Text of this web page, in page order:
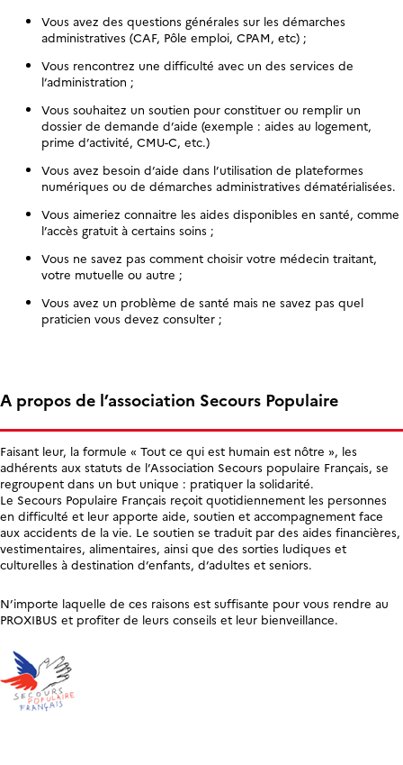
Vous avez des questions générales sur les démarches
administratives (CAF, Pôle emploi, CPAM, etc) ;
Vous rencontrez une difficulté avec un des services de
l’administration ;
Vous souhaitez un soutien pour constituer ou remplir un
dossier de demande d’aide (exemple : aides au logement,
prime d’activité, CMU-C, etc.)
Vous avez besoin d’aide dans l’utilisation de plateformes
numériques ou de démarches administratives dématérialisées.
Vous aimeriez connaitre les aides disponibles en santé, comme
l’accès gratuit à certains soins ;
Vous ne savez pas comment choisir votre médecin traitant,
votre mutuelle ou autre ;
Vous avez un problème de santé mais ne savez pas quel
praticien vous devez consulter ;
A propos de l’association Secours Populaire
Faisant leur, la formule « Tout ce qui est humain est nôtre », les
adhérents aux statuts de l’Association Secours populaire Français, se
regroupent dans un but unique : pratiquer la solidarité.
Le Secours Populaire Français reçoit quotidiennement les personnes
en difficulté et leur apporte aide, soutien et accompagnement face
aux accidents de la vie. Le soutien se traduit par des aides financières,
vestimentaires, alimentaires, ainsi que des sorties ludiques et
culturelles à destination d’enfants, d’adultes et seniors.
N’importe laquelle de ces raisons est suffisante pour vous rendre au
PROXIBUS et profiter de leurs conseils et leur bienveillance.